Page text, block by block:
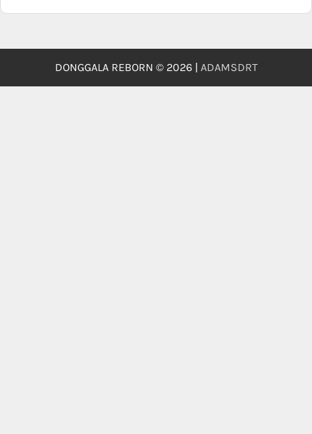
DONGGALA REBORN © 2026 | ADAMSDRT